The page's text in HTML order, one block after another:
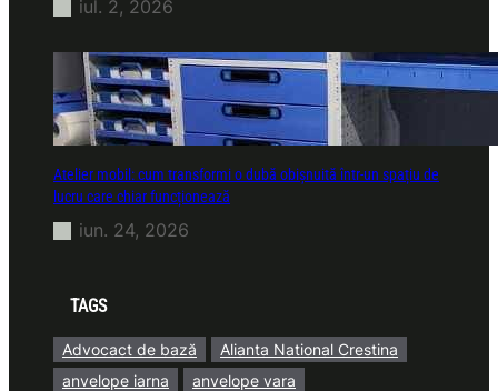
iul. 2, 2026
Atelier mobil: cum transformi o dubă obișnuită într-un spațiu de
lucru care chiar funcționează
iun. 24, 2026
TAGS
Advocact de bază
Alianta National Crestina
anvelope iarna
anvelope vara